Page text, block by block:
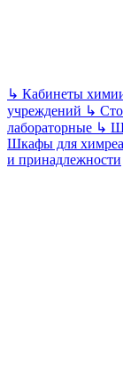
↳ Кабинеты
учреждений ↳
лабораторные ↳
Шкафы для
и принадлежности